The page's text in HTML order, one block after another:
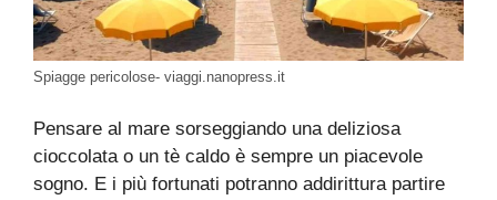
Spiagge pericolose- viaggi.nanopress.it
Pensare al mare sorseggiando una deliziosa
cioccolata o un tè caldo è sempre un piacevole
sogno. E i più fortunati potranno addirittura partire